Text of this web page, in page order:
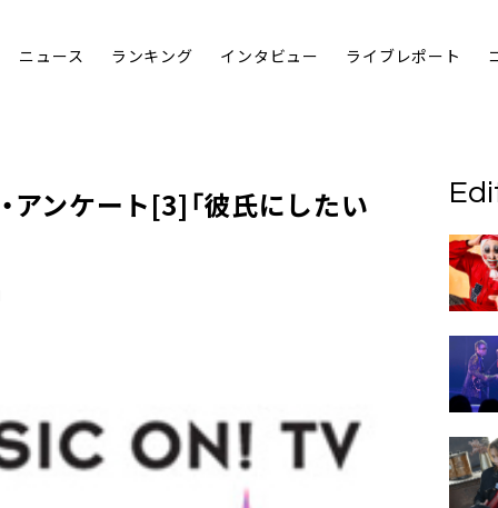
ニュース ランキング インタビュー ライブレポート
ンケート[3]「彼氏にしたい